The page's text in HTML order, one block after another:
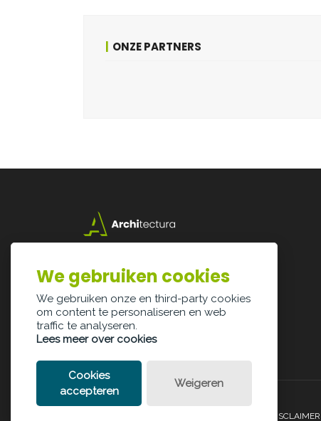
ONZE PARTNERS
3500 Hasselt
info@architectura.be
LEGAL DISCLAIMER
We gebruiken cookies
We gebruiken onze en third-party cookies
om content te personaliseren en web
traffic te analyseren.
Lees meer over cookies
Cookies
accepteren
Weigeren